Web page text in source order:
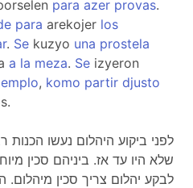
para azer provas.
para arekojer los
. Se kuzyo una prostela
a la meza. Se izyeron
, komo partir djusto
לפני ביקוע היהלום נעשו הכנות
שלא היו עד אז. ביניהם סכין
לבקע יהלום צריך סכין מיהלום.